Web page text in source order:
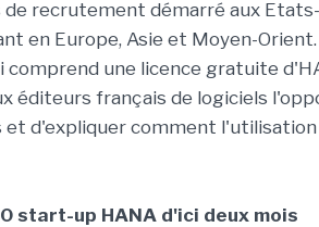
de recrutement démarré aux
en Europe, Asie et Moyen-
comprend une licence gratuite
éditeurs français de logiciels
et d'expliquer comment
start-up HANA d'ici deux mois